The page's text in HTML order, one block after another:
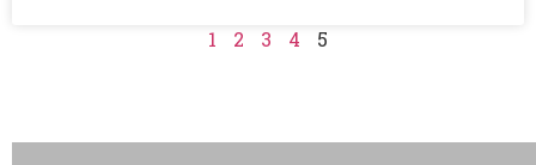
1 2 3 4 5